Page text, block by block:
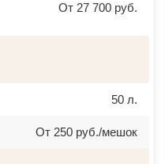
От 27 700 руб.
50 л.
От 250 руб./мешок